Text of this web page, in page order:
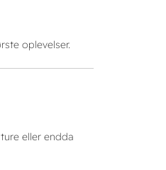
oplevelser.
eller endda